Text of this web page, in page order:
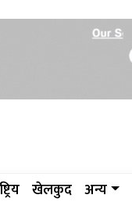
खेलकुद अन्य